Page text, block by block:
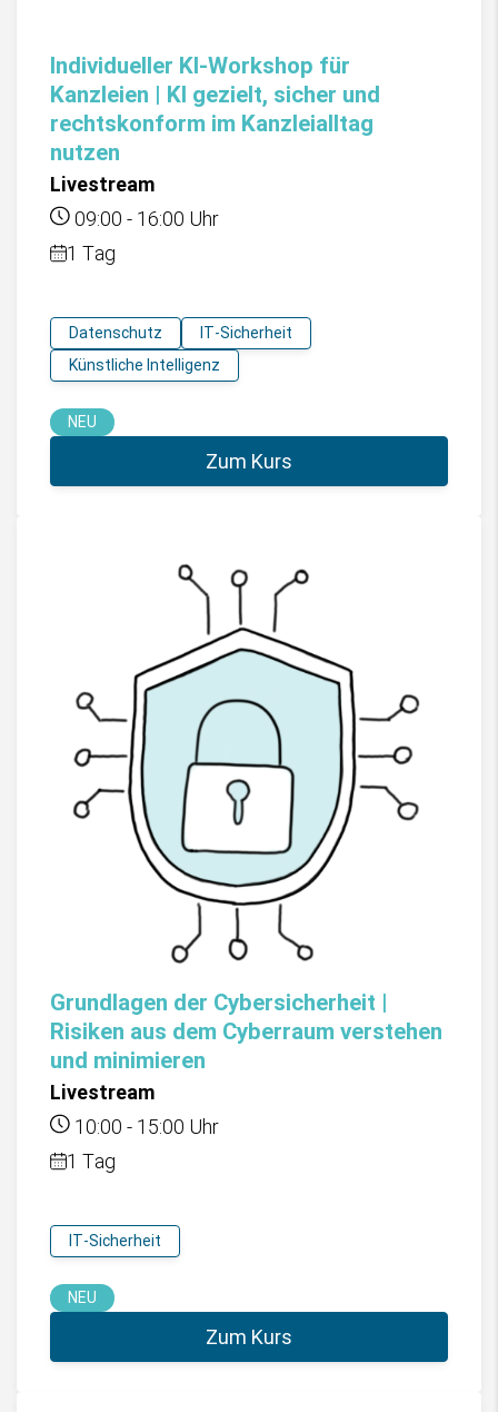
Individueller KI-Workshop für
Kanzleien | KI gezielt, sicher und
rechtskonform im Kanzleialltag
nutzen
Livestream
09:00 - 16:00 Uhr
1 Tag
Datenschutz
IT-Sicherheit
Künstliche Intelligenz
NEU
Zum Kurs
Grundlagen der Cybersicherheit |
Risiken aus dem Cyberraum verstehen
und minimieren
Livestream
10:00 - 15:00 Uhr
1 Tag
IT-Sicherheit
NEU
Zum Kurs